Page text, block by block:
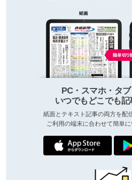
PC・スマホ・タ
いつでもどこでも
紙面とテキスト記事の両方を配
ご利用の端末に合わせて簡単に